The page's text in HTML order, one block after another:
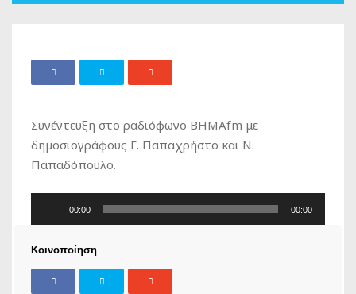
Συνέντευξη στο ραδιόφωνο ΒΗΜΑfm με
δημοσιογράφους Γ. Παπαχρήστο και Ν.
Παπαδόπουλο.
00:00 00:00
Κοινοποίηση